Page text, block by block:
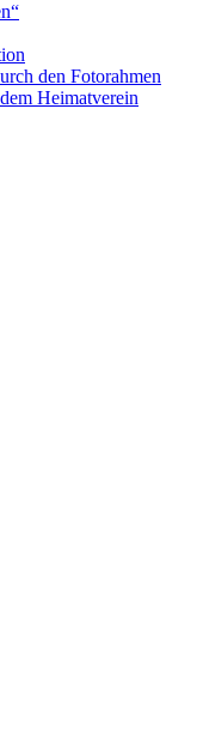
den Fotorahmen
Heimatverein